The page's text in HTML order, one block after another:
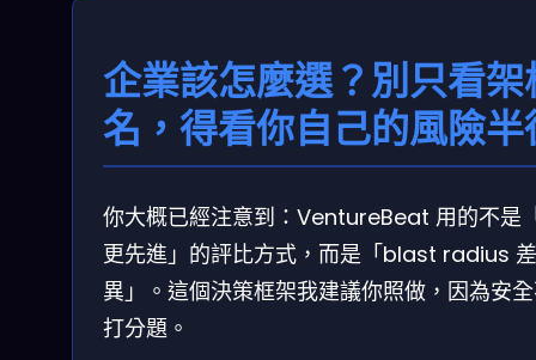
企業該怎麼選？別只看架
名，得看你自己的風險半
你大概已經注意到：VentureBeat 用的不是
更先進」的評比方式，而是「blast radius 差
異」。這個決策框架我建議你照做，因為安
打分題。